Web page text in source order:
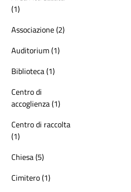
(1)
Associazione (2)
Auditorium (1)
Biblioteca (1)
Centro di
accoglienza (1)
Centro di raccolta
(1)
Chiesa (5)
Cimitero (1)